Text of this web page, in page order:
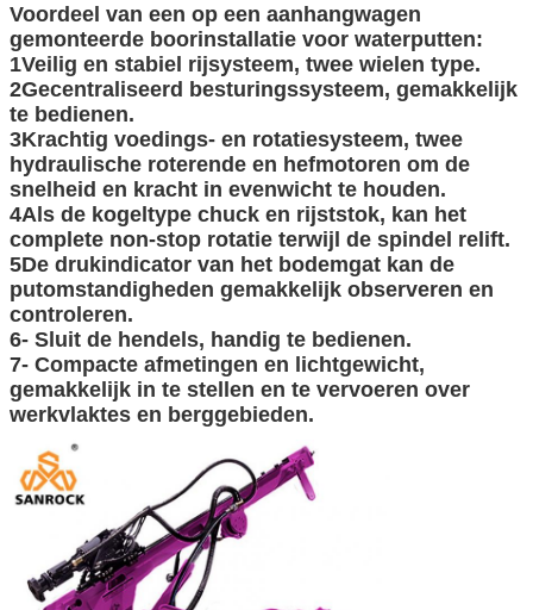
Voordeel van een op een aanhangwagen
gemonteerde boorinstallatie voor waterputten:
1Veilig en stabiel rijsysteem, twee wielen type.
2Gecentraliseerd besturingssysteem, gemakkelijk
te bedienen.
3Krachtig voedings- en rotatiesysteem, twee
hydraulische roterende en hefmotoren om de
snelheid en kracht in evenwicht te houden.
4Als de kogeltype chuck en rijststok, kan het
complete non-stop rotatie terwijl de spindel relift.
5De drukindicator van het bodemgat kan de
putomstandigheden gemakkelijk observeren en
controleren.
6- Sluit de hendels, handig te bedienen.
7- Compacte afmetingen en lichtgewicht,
gemakkelijk in te stellen en te vervoeren over
werkvlaktes en berggebieden.